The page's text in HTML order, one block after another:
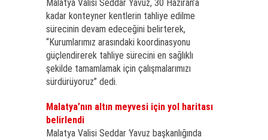
Malatya Valisi Seddar Yavuz, 30 Haziran’a
kadar konteyner kentlerin tahliye edilme
sürecinin devam edeceğini belirterek,
“Kurumlarımız arasındaki koordinasyonu
güçlendirerek tahliye sürecini en sağlıklı
şekilde tamamlamak için çalışmalarımızı
sürdürüyoruz” dedi.
Malatya’nın altın meyvesi için yol haritası
belirlendi
Malatya Valisi Seddar Yavuz başkanlığında